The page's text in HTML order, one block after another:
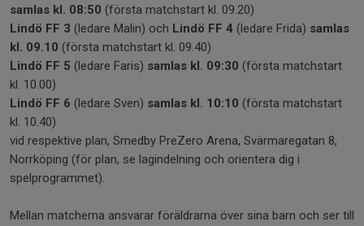
samlas kl. 08:50 (första matchstart kl. 09.20)
Lindö FF 3 (ledare Malin) och Lindö FF 4 (ledare Frida) samlas
kl. 09.10 (första matchstart kl. 09.40)
Lindö FF 5 (ledare Faris) samlas kl. 09:30 (första matchstart
kl. 10.00)
Lindö FF 6 (ledare Sven) samlas kl. 10:10 (första matchstart
kl. 10.40)
vid respektive plan, Smedby PreZero Arena, Svärmaregatan 8,
Norrköping (för plan, se lagindelning och orientera dig i
spelprogrammet).
Mellan matcherna ansvarar föräldrarna över sina barn och ser till